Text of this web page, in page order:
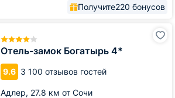
Получите220 бонусов
Отель-замок Богатырь 4*
9.6 3 100 отзывов гостей
Адлер, 27.8 км от Сочи